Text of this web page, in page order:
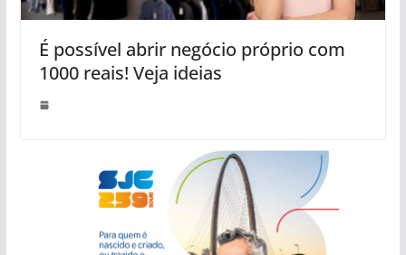
É possível abrir negócio próprio com
1000 reais! Veja ideias